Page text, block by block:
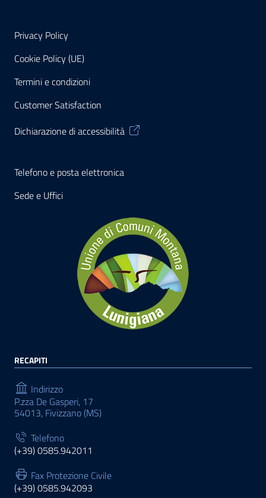
Privacy Policy
Cookie Policy (UE)
Termini e condizioni
Customer Satisfaction
Dichiarazione di accessibilità
Telefono e posta elettronica
Sede e Uffici
RECAPITI
Indirizzo
P.zza De Gasperi, 17
54013, Fivizzano (MS)
Telefono
(+39) 0585.942011
Fax Protezione Civile
(+39) 0585.942093